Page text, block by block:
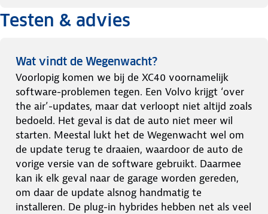
Testen & advies
Wat vindt de Wegenwacht?
Voorlopig komen we bij de XC40 voornamelijk
software-problemen tegen. Een Volvo krijgt ‘over
the air’-updates, maar dat verloopt niet altijd zoals
bedoeld. Het geval is dat de auto niet meer wil
starten. Meestal lukt het de Wegenwacht wel om
de update terug te draaien, waardoor de auto de
vorige versie van de software gebruikt. Daarmee
kan ik elk geval naar de garage worden gereden,
om daar de update alsnog handmatig te
installeren. De plug-in hybrides hebben net als veel